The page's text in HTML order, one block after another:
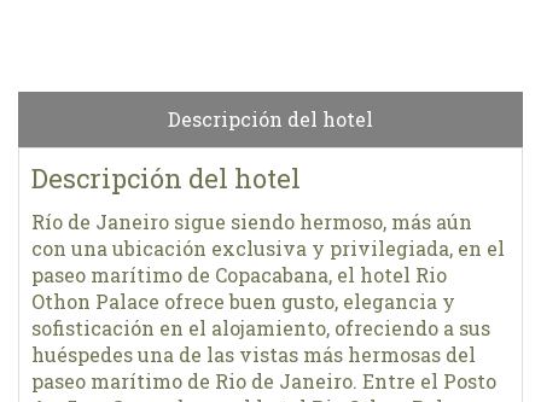
Descripción del hotel
Descripción del hotel
Río de Janeiro sigue siendo hermoso, más aún
con una ubicación exclusiva y privilegiada, en el
paseo marítimo de Copacabana, el hotel Rio
Othon Palace ofrece buen gusto, elegancia y
sofisticación en el alojamiento, ofreciendo a sus
huéspedes una de las vistas más hermosas del
paseo marítimo de Rio de Janeiro. Entre el Posto